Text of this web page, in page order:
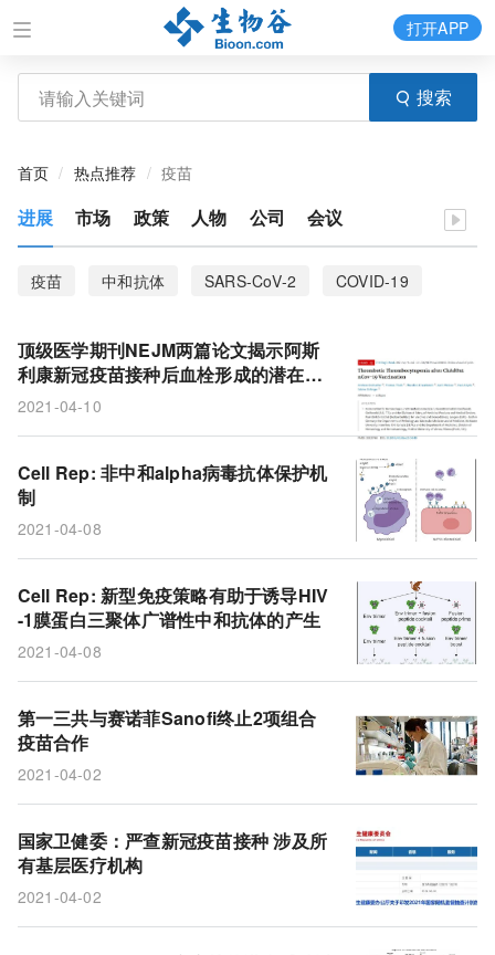
搜索
打开APP
首页 热点推荐 疫苗
进展 市场 政策 人物 公司 会议
疫苗 中和抗体 SARS-CoV-2
COVID-19
安全性
癌症 治疗效果 微胶囊
辉瑞
新型冠状病毒肺炎
新冠疫苗
血小板活化
ChAdOx1 nCov-19
alpha病毒
顶级医学期刊NEJM两篇论文揭示阿斯
利康新冠疫苗接种后血栓形成的潜在原
因
2021-04-10
Cell Rep: 非中和alpha病毒抗体保护机
制
2021-04-08
Cell Rep: 新型免疫策略有助于诱导HIV
-1膜蛋白三聚体广谱性中和抗体的产生
2021-04-08
第一三共与赛诺菲Sanofi终止2项组合
疫苗合作
2021-04-02
国家卫健委：严查新冠疫苗接种 涉及所
有基层医疗机构
2021-04-02